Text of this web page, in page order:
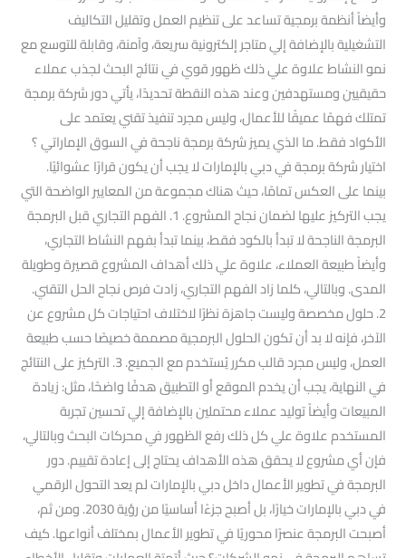
وأيضاً أنظمة برمجية تساعد على تنظيم العمل وتقليل التكاليف
التشغيلية بالإضافة إلي متاجر إلكترونية سريعة، وآمنة، وقابلة للتوسع مع
نمو النشاط علاوة علي ذلك ظهور قوي في نتائج البحث لجذب عملاء
حقيقيين ومستهدفين وعند هذه النقطة تحديدًا، يأتي دور شركة برمجة
تمتلك فهمًا عميقًا للأعمال، وليس مجرد تنفيذ تقني يعتمد على
الأكواد فقط. ما الذي يميز شركة برمجة ناجحة في السوق الإماراتي ؟
اختيار شركة برمجة في دبي بالإمارات لا يجب أن يكون قرارًا عشوائيًا.
بينما على العكس تمامًا، حيث هناك مجموعة من المعايير الواضحة التي
يجب التركيز عليها لضمان نجاح المشروع. 1. الفهم التجاري قبل البرمجة
البرمجة الناجحة لا تبدأ بالكود فقط، بينما تبدأ بفهم النشاط التجاري،
وأيضاً طبيعة العملاء، علاوة علي ذلك أهداف المشروع قصيرة وطويلة
المدى. وبالتالي، كلما زاد الفهم التجاري، زادت فرص نجاح الحل التقني.
2. حلول مخصصة وليست جاهزة نظرًا لاختلاف احتياجات كل مشروع عن
الآخر، فإنه لا بد أن تكون الحلول البرمجية مصممة خصيصًا حسب طبيعة
العمل، وليس مجرد قالب مكرر يُستخدم مع الجميع. 3. التركيز على النتائج
في النهاية، يجب أن يخدم الموقع أو التطبيق هدفًا واضحًا، مثل: زيادة
المبيعات وأيضاً توليد عملاء محتملين بالإضافة إلي تحسين تجربة
المستخدم علاوة علي كل ذلك رفع الظهور في محركات البحث وبالتالي،
فإن أي مشروع لا يحقق هذه الأهداف يحتاج إلى إعادة تقييم. دور
البرمجة في تطوير الأعمال داخل دبي بالإمارات لم يعد التحول الرقمي
في دبي بالإمارات خيارًا، بل أصبح جزءًا أساسيًا من رؤية 2030. ومن ثم،
أصبحت البرمجة عنصرًا محوريًا في تطوير الأعمال بمختلف أنواعها. كيف